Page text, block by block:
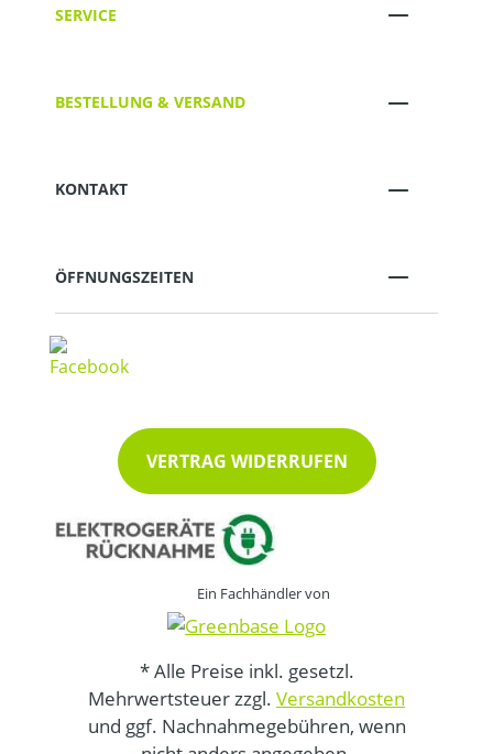
SERVICE
BESTELLUNG & VERSAND
KONTAKT
ÖFFNUNGSZEITEN
VERTRAG WIDERRUFEN
Ein Fachhändler von
* Alle Preise inkl. gesetzl.
Mehrwertsteuer zzgl. Versandkosten
und ggf. Nachnahmegebühren, wenn